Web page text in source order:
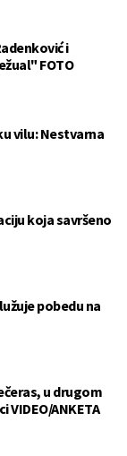
i
FOTO
vilu: Nestvarna
koja savršeno
pobedu na
u drugom
VIDEO/ANKETA